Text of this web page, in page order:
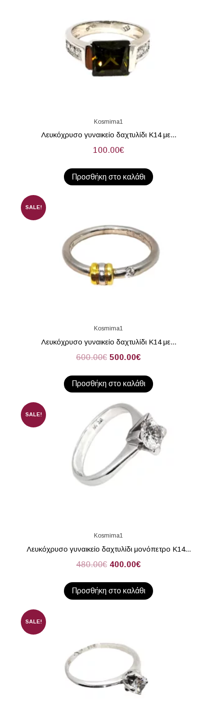
Kosmima1
Λευκόχρυσο γυναικείο δαχτυλίδι Κ14 με...
100.00€
Προσθήκη στο καλάθι
SALE!
Kosmima1
Λευκόχρυσο γυναικείο δαχτυλίδι Κ14 με...
600.00€ 500.00€
Προσθήκη στο καλάθι
SALE!
Kosmima1
Λευκόχρυσο γυναικείο δαχτυλίδι μονόπετρο Κ14...
480.00€ 400.00€
Προσθήκη στο καλάθι
SALE!